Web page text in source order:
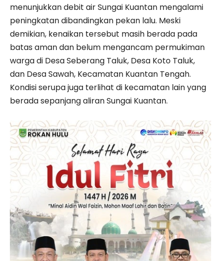
menunjukkan debit air Sungai Kuantan mengalami
peningkatan dibandingkan pekan lalu. Meski
demikian, kenaikan tersebut masih berada pada
batas aman dan belum mengancam permukiman
warga di Desa Seberang Taluk, Desa Koto Taluk,
dan Desa Sawah, Kecamatan Kuantan Tengah.
Kondisi serupa juga terlihat di kecamatan lain yang
berada sepanjang aliran Sungai Kuantan.